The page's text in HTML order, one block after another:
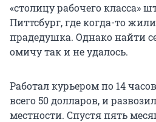
«столицу рабочего класса»
Питтсбург, где когда-то
прадедушка. Однако найти
омичу так и не удалось.
Работал курьером по 14
всего 50 долларов, и
местности. Спустя пять